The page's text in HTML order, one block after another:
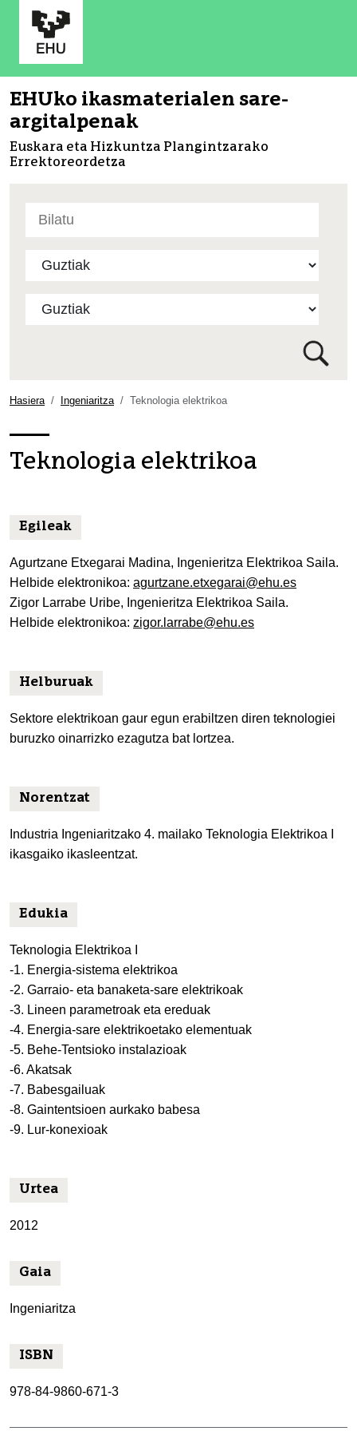
EHUko ikasmaterialen sare-
argitalpenak
Euskara eta Hizkuntza Plangintzarako
Errektoreordetza
atarian
aurreratua…
Hasiera Ingeniaritza Teknologia elektrikoa
Teknologia elektrikoa
Egileak
Agurtzane Etxegarai Madina, Ingenieritza Elektrikoa Saila.
Helbide elektronikoa: agurtzane.etxegarai@ehu.es
Zigor Larrabe Uribe, Ingenieritza Elektrikoa Saila.
Helbide elektronikoa: zigor.larrabe@ehu.es
Helburuak
Sektore elektrikoan gaur egun erabiltzen diren teknologiei
buruzko oinarrizko ezagutza bat lortzea.
Norentzat
Industria Ingeniaritzako 4. mailako Teknologia Elektrikoa I
ikasgaiko ikasleentzat.
Edukia
Teknologia Elektrikoa I
-1. Energia-sistema elektrikoa
-2. Garraio- eta banaketa-sare elektrikoak
-3. Lineen parametroak eta ereduak
-4. Energia-sare elektrikoetako elementuak
-5. Behe-Tentsioko instalazioak
-6. Akatsak
-7. Babesgailuak
-8. Gaintentsioen aurkako babesa
-9. Lur-konexioak
Urtea
2012
Gaia
Ingeniaritza
ISBN
978-84-9860-671-3